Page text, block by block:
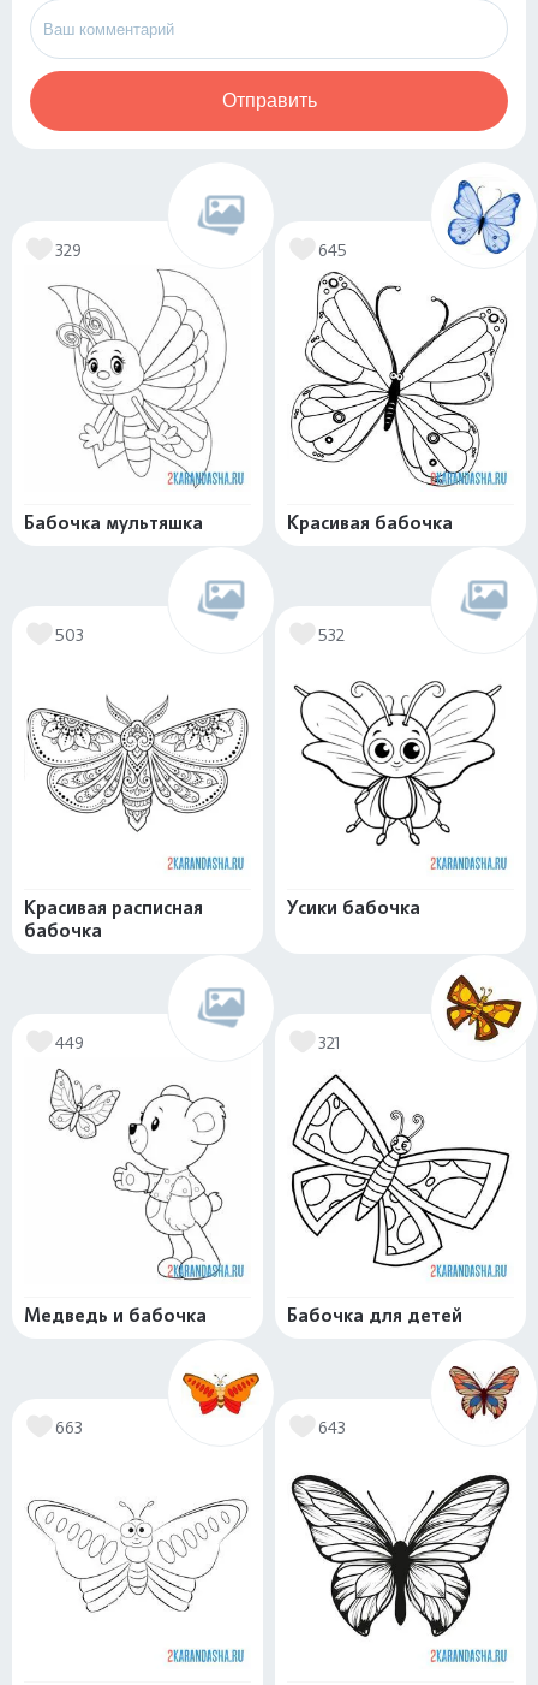
Отправить
329
Бабочка мультяшка
645
Красивая бабочка
503
Красивая расписная
бабочка
532
Усики бабочка
449
Медведь и бабочка
321
Бабочка для детей
663 643